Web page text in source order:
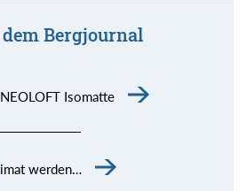
Bergjournal
Isomatte
werden…